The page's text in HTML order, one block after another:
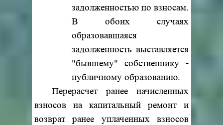
задолженностью по взносам.
В обоих случаях
образовавшаяся
задолженность выставляется
"бывшему" собственнику -
публичному образованию.
Перерасчет ранее начисленных
взносов на капитальный ремонт и
возврат ранее уплаченных взносов